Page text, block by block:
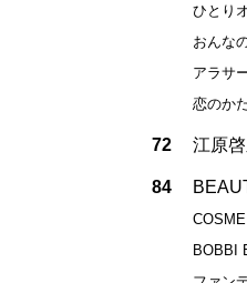
ひとり
おんな
アラサ
恋のか
72 江原
84
BOBBI